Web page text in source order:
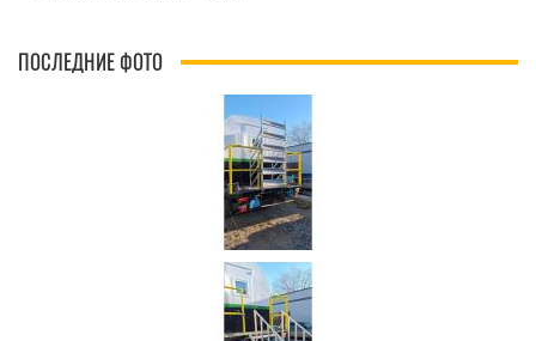
ПОСЛЕДНИЕ ФОТО